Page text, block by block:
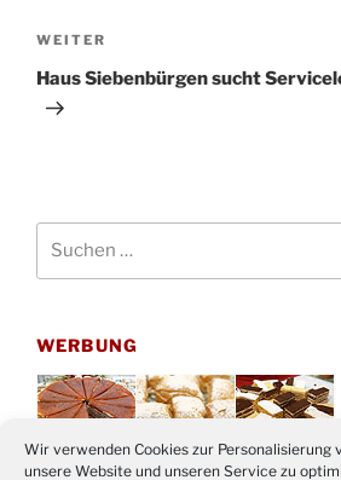
Wir verwenden Cookies zur Personalisierung
unsere Website und unseren Service zu
Nächster
Beitrag
WEITER
Haus Siebenbürgen sucht
WERBUNG